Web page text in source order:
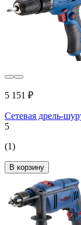
5 151 ₽
Сетевая дрель-
5
(1)
В корзину